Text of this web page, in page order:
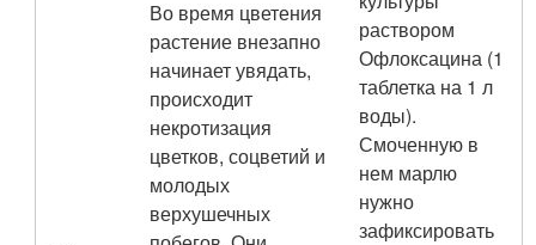
Во время цветения
растение внезапно
начинает увядать,
происходит
некротизация
цветков, соцветий и
молодых
верхушечных
раствором
Офлоксацина (1
таблетка на 1 л
воды).
Смоченную в
нем марлю
нужно
зафиксировать